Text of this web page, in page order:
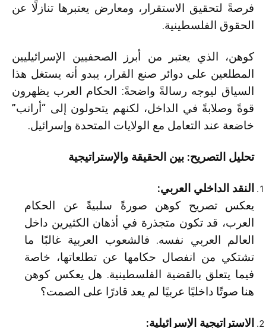
فرصةً لتحقيق الاستقرار، ومعارض يعتبرها تنازلًا عن
الحقوق الفلسطينية.
كوهن، الذي يعتبر من أبرز الصحفيين الإسرائيليين
المطلعين على دوائر صنع القرار، يبدو أنه يستغل هذا
السياق ليوجه رسالةً واضحةً: الحكام العرب يظهرون
قوةً وصلابةً في الداخل، لكنهم يتحولون إلى “أرانب”
خاضعة عند التعامل مع الولايات المتحدة وإسرائيل.
تحليل التصريح: بين الحقيقة والإستراتيجية
النقد الداخلي العربي:
يعكس تصريح كوهن صورةً سلبيةً عن الحكام
العرب، قد تكون متجذرة في أذهان الكثيرين داخل
العالم العربي نفسه. فالشعوب العربية غالبًا ما
تشتكي من انفصال حكامها عن تطلعاتها، خاصة
فيما يتعلق بالقضية الفلسطينية. هل يعكس كوهن
هنا صوتًا داخليًا عربيًا لم يعد قادرًا على الصمت؟
الاستراتيجية الإسرائيلية: